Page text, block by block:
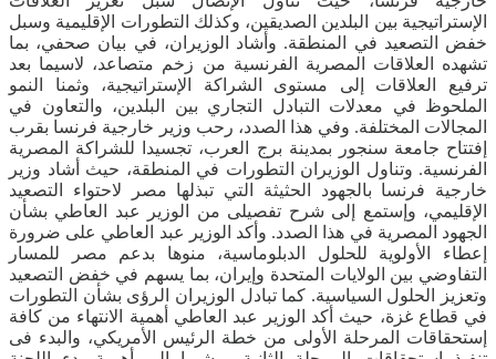
الإستراتيجية بين البلدين الصديقين، وكذلك التطورات الإقليمية وسبل
خفض التصعيد في المنطقة. وأشاد الوزيران، في بيان صحفي، بما
تشهده العلاقات المصرية الفرنسية من زخم متصاعد، لاسيما بعد
ترفيع العلاقات إلى مستوى الشراكة الإستراتيجية، وثمنا النمو
الملحوظ في معدلات التبادل التجاري بين البلدين، والتعاون في
المجالات المختلفة. وفي هذا الصدد، رحب وزير خارجية فرنسا بقرب
إفتتاح جامعة سنجور بمدينة برج العرب، تجسيدا للشراكة المصرية
الفرنسية. وتناول الوزيران التطورات في المنطقة، حيث أشاد وزير
خارجية فرنسا بالجهود الحثيثة التي تبذلها مصر لاحتواء التصعيد
الإقليمي، وإستمع إلى شرح تفصيلى من الوزير عبد العاطي بشأن
الجهود المصرية في هذا الصدد. وأكد الوزير عبد العاطي على ضرورة
إعطاء الأولوية للحلول الدبلوماسية، منوها بدعم مصر للمسار
التفاوضي بين الولايات المتحدة وإيران، بما يسهم في خفض التصعيد
وتعزيز الحلول السياسية. كما تبادل الوزيران الرؤى بشأن التطورات
في قطاع غزة، حيث أكد الوزير عبد العاطي أهمية الانتهاء من كافة
إستحقاقات المرحلة الأولى من خطة الرئيس الأمريكي، والبدء فى